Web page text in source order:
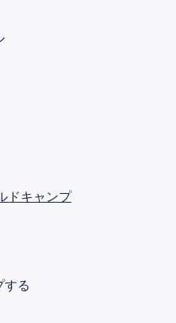
ドキャンプ
する